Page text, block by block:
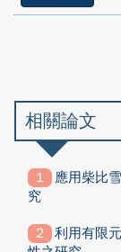
相關論文
應用柴比
究
利用有限